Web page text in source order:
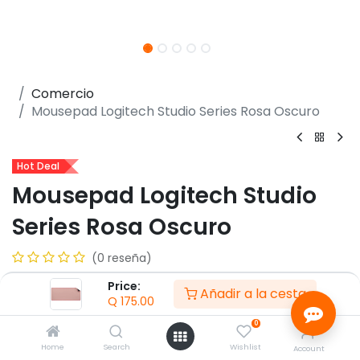
Price:
Q 175.00 Añadir a la cesta
Home Search
0
Wishlist Account
Comercio
Mousepad Logitech Studio Series Rosa Oscuro
Hot Deal
Mousepad Logitech Studio
Series Rosa Oscuro
(0 reseña)
- Material de tela y goma
- Base antideslizante
- Bordes rematados
- Resistente a derrames
- Dimensiones de 70cm x 30cm x 03cm